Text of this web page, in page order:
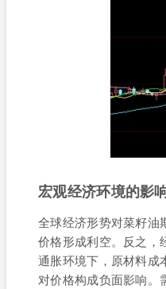
宏观经济环境的影
全球经济形势对菜籽油
价格形成利空。反之，
通胀环境下，原材料成
对价格构成负面影响。